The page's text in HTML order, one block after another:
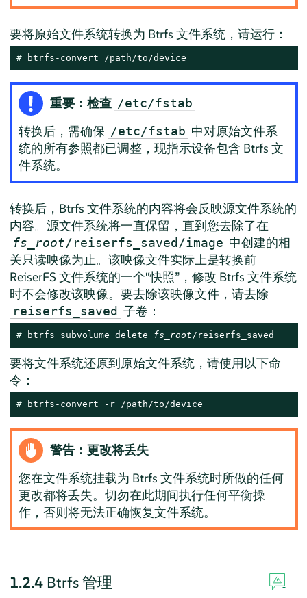
要将原始文件系统转换为 Btrfs 文件系统，请运行：
# btrfs-convert /path/to/device
重要：检查 /etc/fstab
转换后，需确保 /etc/fstab 中对原始文件系
统的所有参照都已调整，现指示设备包含 Btrfs 文
件系统。
转换后，Btrfs 文件系统的内容将会反映源文件系统的
内容。源文件系统将一直保留，直到您去除了在
fs_root/reiserfs_saved/image 中创建的相
关只读映像为止。该映像文件实际上是转换前
ReiserFS 文件系统的一个“快照”，修改 Btrfs 文件系统
时不会修改该映像。要去除该映像文件，请去除
reiserfs_saved 子卷：
# btrfs subvolume delete fs_root/reiserfs_saved
要将文件系统还原到原始文件系统，请使用以下命
令：
# btrfs-convert -r /path/to/device
警告：更改将丢失
您在文件系统挂载为 Btrfs 文件系统时所做的任何
更改都将丢失。切勿在此期间执行任何平衡操
作，否则将无法正确恢复文件系统。
1.2.4 Btrfs 管理